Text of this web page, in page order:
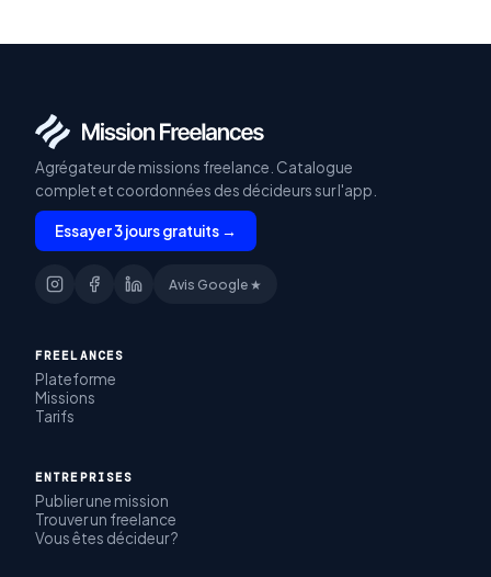
Agrégateur de missions freelance. Catalogue
complet et coordonnées des décideurs sur l'app.
Essayer 3 jours gratuits →
Avis Google ★
FREELANCES
Plateforme
Missions
Tarifs
ENTREPRISES
Publier une mission
Trouver un freelance
Vous êtes décideur ?